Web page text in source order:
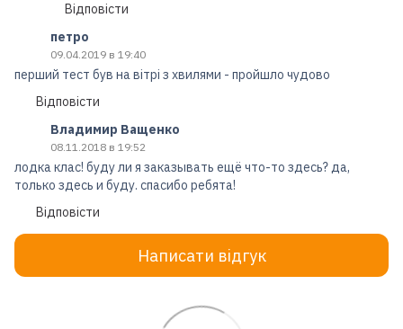
Відповісти
петро
09.04.2019 в 19:40
перший тест був на вітрі з хвилями - пройшло чудово
Відповісти
Владимир Ващенко
08.11.2018 в 19:52
лодка клас! буду ли я заказывать ещё что-то здесь? да,
только здесь и буду. спасибо ребята!
Відповісти
Написати відгук